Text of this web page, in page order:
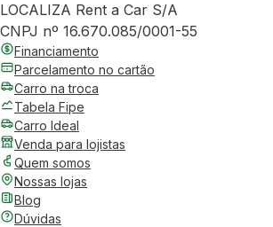
LOCALIZA Rent a Car S/A
CNPJ nº 16.670.085/0001-55
Financiamento
Parcelamento no cartão
Carro na troca
Tabela Fipe
Carro Ideal
Venda para lojistas
Quem somos
Nossas lojas
Blog
Dúvidas